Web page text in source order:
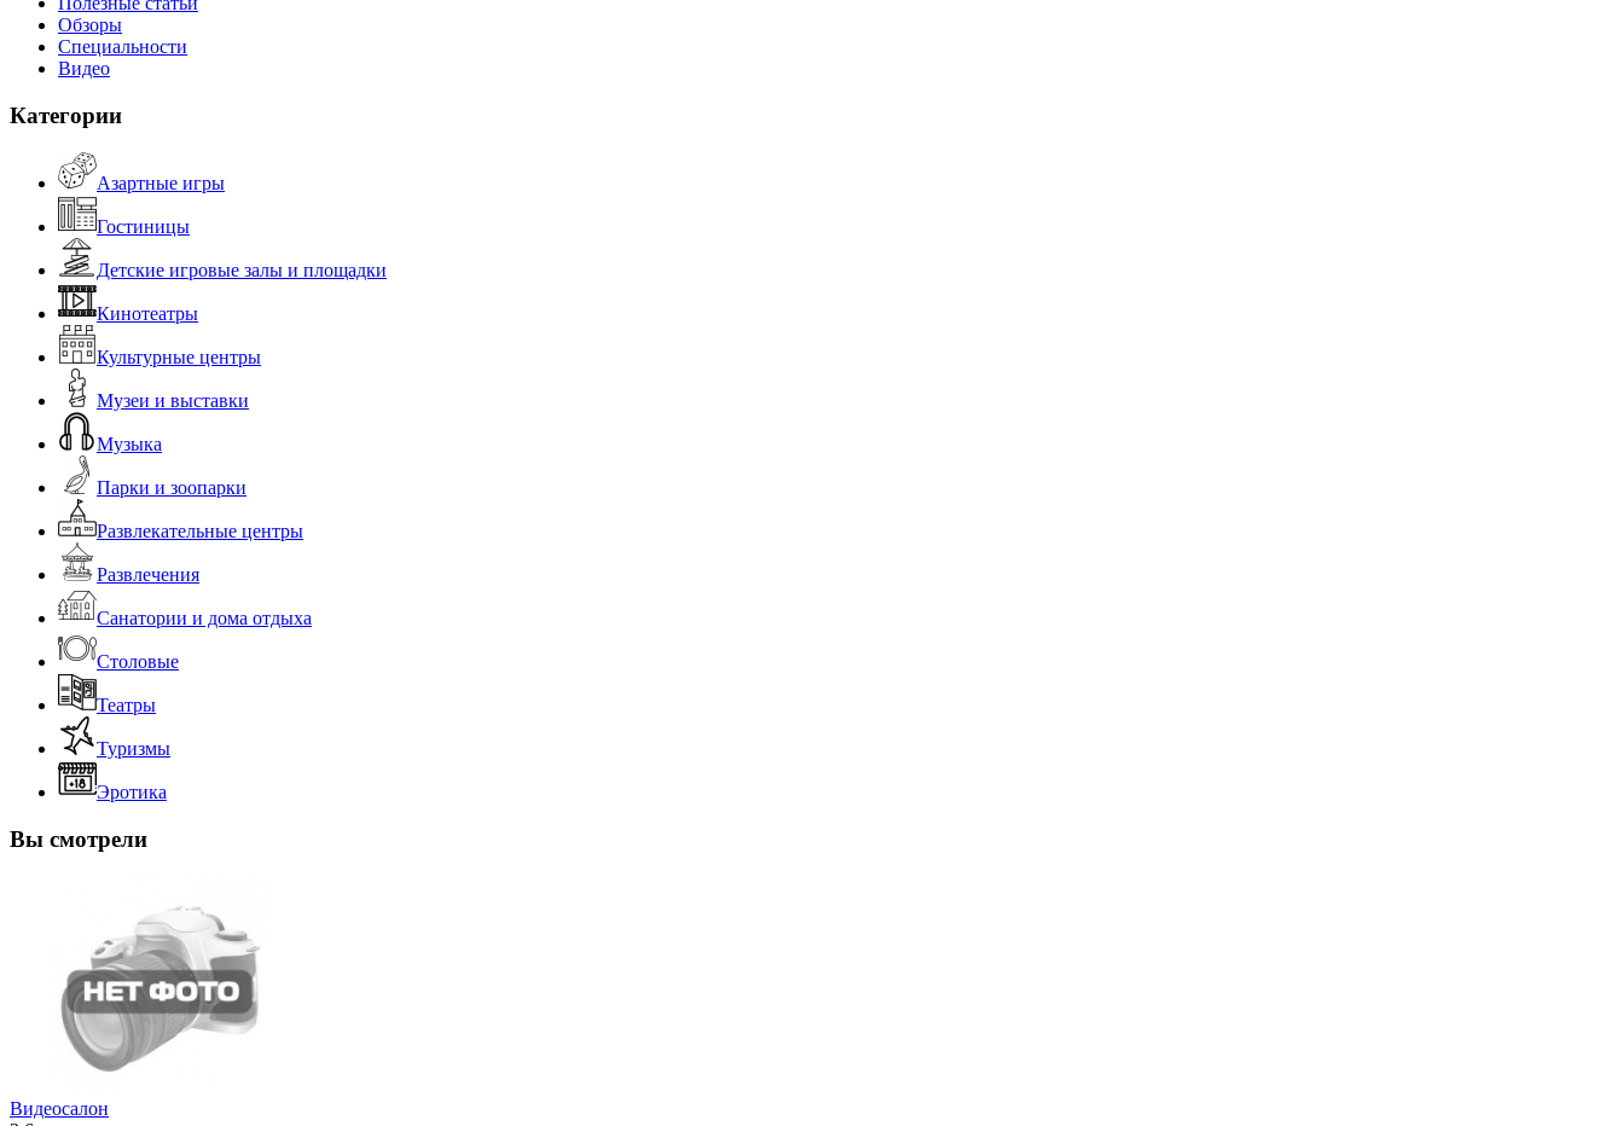
Обзоры
Специальности
Видео
Категории
Азартные игры
Гостиницы
Детские игровые залы и площадки
Кинотеатры
Культурные центры
Музеи и выставки
Музыка
Парки и зоопарки
Развлекательные центры
Развлечения
Санатории и дома отдыха
Столовые
Театры
Туризмы
Эротика
Вы смотрели
Видеосалон